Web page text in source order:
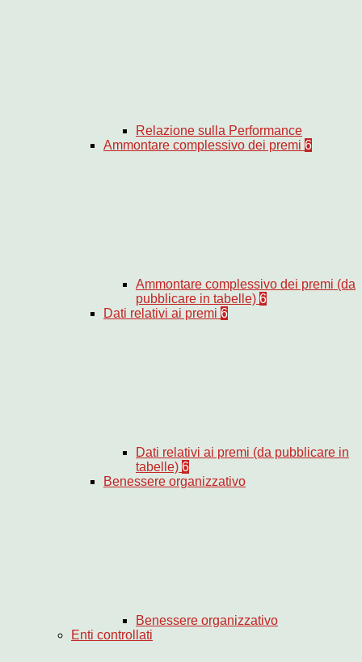
Relazione sulla Performance
Ammontare complessivo dei premi 6
Ammontare complessivo dei premi (da
pubblicare in tabelle) 6
Dati relativi ai premi 6
Dati relativi ai premi (da pubblicare in
tabelle) 6
Benessere organizzativo
Benessere organizzativo
Enti controllati